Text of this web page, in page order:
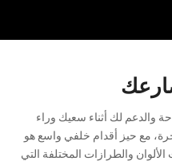
والدعم لك أثناء سعيك وراء
مع حيز أقدام خلفي واسع هو
والطرازات المختلفة التي